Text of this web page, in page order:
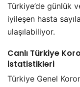
Türkiye’de günlük
iyileşen hasta
ulaşılabiliyor.
Canlı Türkiye
istatistikleri
Türkiye Genel